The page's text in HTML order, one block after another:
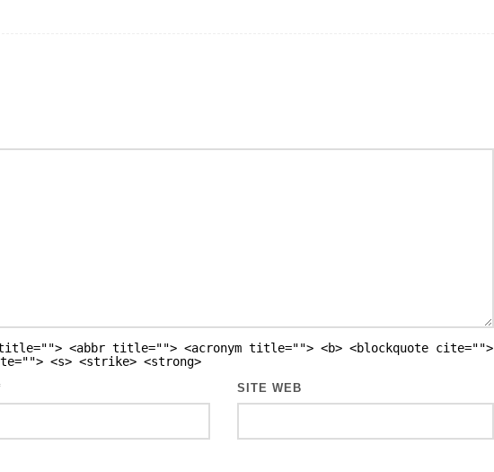
<abbr title=""> <acronym title=""> <b> <blockquote cite="">
<s> <strike> <strong>
SITE WEB